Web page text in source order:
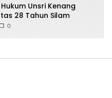
Unsri Kenang
28 Tahun Silam
0